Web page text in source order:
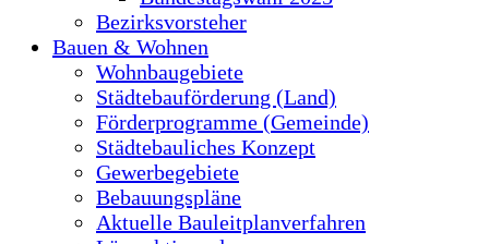
Bezirksvorsteher
Bauen & Wohnen
Wohnbaugebiete
Städtebauförderung (Land)
Förderprogramme (Gemeinde)
Städtebauliches Konzept
Gewerbegebiete
Bebauungspläne
Aktuelle Bauleitplanverfahren